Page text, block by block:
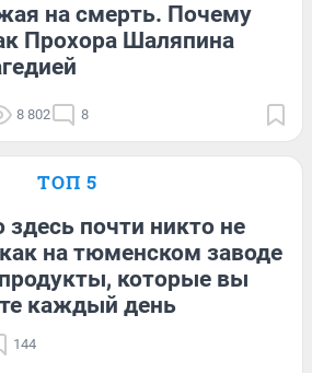
на смерть. Почему
Прохора Шаляпина
8 802 8
ТОП 5
здесь почти никто не
на тюменском заводе
которые вы
каждый день
144